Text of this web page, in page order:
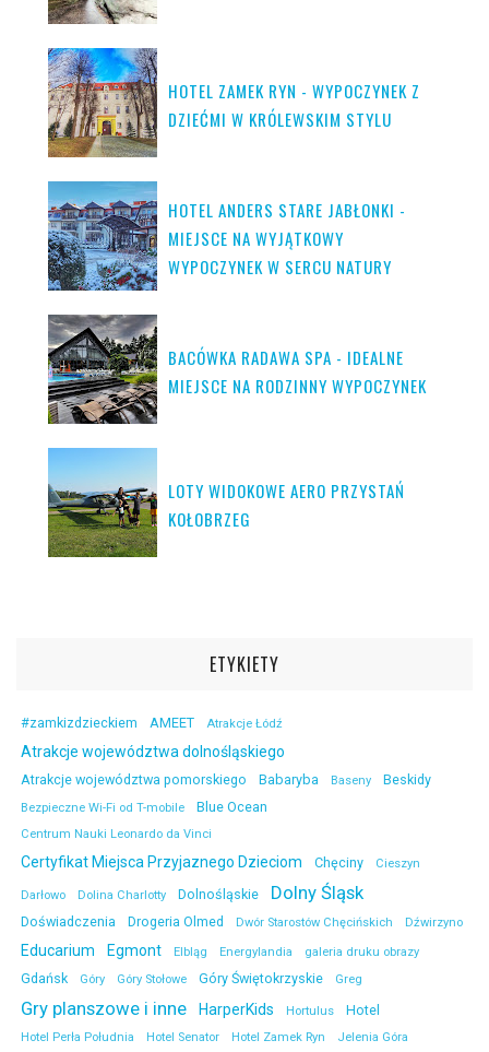
HOTEL ZAMEK RYN - WYPOCZYNEK Z
DZIEĆMI W KRÓLEWSKIM STYLU
HOTEL ANDERS STARE JABŁONKI -
MIEJSCE NA WYJĄTKOWY
WYPOCZYNEK W SERCU NATURY
BACÓWKA RADAWA SPA - IDEALNE
MIEJSCE NA RODZINNY WYPOCZYNEK
LOTY WIDOKOWE AERO PRZYSTAŃ
KOŁOBRZEG
ETYKIETY
#zamkizdzieckiem AMEET Atrakcje Łódź
Atrakcje województwa dolnośląskiego
Atrakcje województwa pomorskiego Babaryba Baseny Beskidy
Bezpieczne Wi-Fi od T-mobile Blue Ocean
Centrum Nauki Leonardo da Vinci
Certyfikat Miejsca Przyjaznego Dzieciom Chęciny Cieszyn
Darłowo Dolina Charlotty Dolnośląskie Dolny Śląsk
Doświadczenia Drogeria Olmed Dwór Starostów Chęcińskich Dźwirzyno
Educarium Egmont Elbląg Energylandia galeria druku obrazy
Gdańsk Góry Góry Stołowe Góry Świętokrzyskie Greg
Gry planszowe i inne HarperKids Hortulus Hotel
Hotel Perła Południa Hotel Senator Hotel Zamek Ryn Jelenia Góra